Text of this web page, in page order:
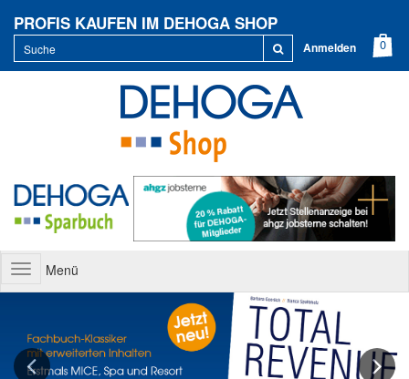
PROFIS KAUFEN IM DEHOGA SHOP
Anmelden
Toggle
navigation
Menü